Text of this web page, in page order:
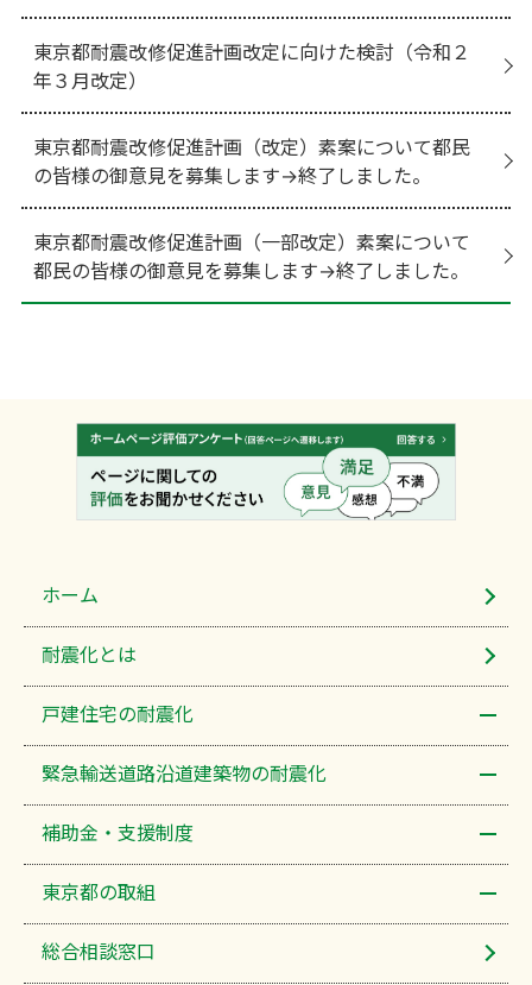
東京都耐震改修促進計画改定に向けた検討（令和２
年３月改定）
東京都耐震改修促進計画（改定）素案について都民
の皆様の御意見を募集します→終了しました。
東京都耐震改修促進計画（一部改定）素案について
都民の皆様の御意見を募集します→終了しました。
ホーム
耐震化​とは
戸建住宅の耐震化
緊急輸送道路沿道建築物の耐震化
補助金・支援制度
東京都の取組
総合相談窓口